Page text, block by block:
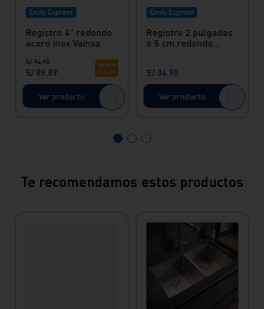
Envío Express
Registro 4" redondo
acero inox Vainsa
S/ 94.90
S/ 89.89
Ahorra
S/ 5 01
Ver producto
Envío Express
Registro 2 pulgadas
o 5 cm redondo
S/ 34.90
Ver producto
Te recomendamos estos productos